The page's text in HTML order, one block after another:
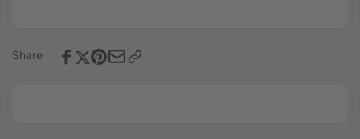
8Y
RS3
Share